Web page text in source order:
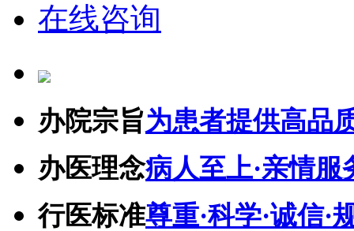
在线咨询
办院宗旨为患者提供高品
办医理念病人至上·亲情服
行医标准尊重·科学·诚信·